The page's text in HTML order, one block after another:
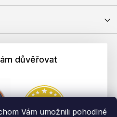
Vám umožnili pohodlné
důvěřovat